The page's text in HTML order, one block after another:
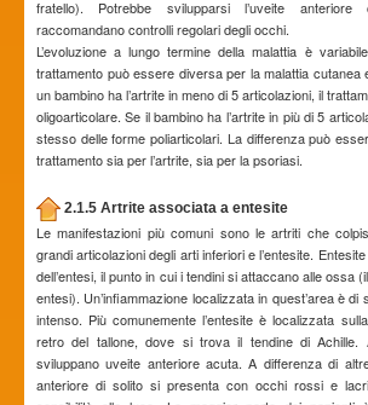
fratello). Potrebbe svilupparsi l’uveite
raccomandano controlli regolari degli occhi.
L’evoluzione a lungo termine della malattia è
trattamento può essere diversa per la malattia cutanea
un bambino ha l’artrite in meno di 5 articolazioni, il
oligoarticolare. Se il bambino ha l’artrite in più di 5
stesso delle forme poliarticolari. La differenza può
trattamento sia per l’artrite, sia per la psoriasi.
2.1.5 Artrite associata a entesite
Le manifestazioni più comuni sono le artriti che
grandi articolazioni degli arti inferiori e l’entesite.
dell’entesi, il punto in cui i tendini si attaccano alle ossa
entesi). Un’infiammazione localizzata in quest’area è
intenso. Più comunemente l’entesite è localizzata
retro del tallone, dove si trova il tendine di Achille.
sviluppano uveite anteriore acuta. A differenza di
anteriore di solito si presenta con occhi rossi e